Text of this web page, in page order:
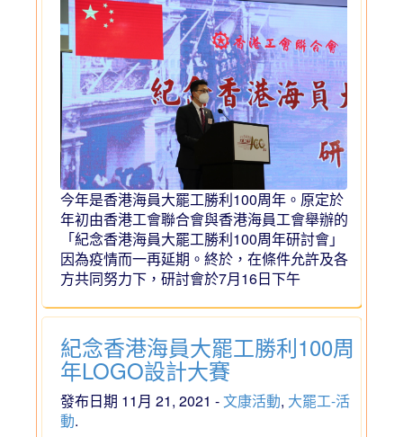
今年是香港海員大罷工勝利100周年。原定於
年初由香港工會聯合會與香港海員工會舉辦的
「紀念香港海員大罷工勝利100周年研討會」
因為疫情而一再延期。終於，在條件允許及各
方共同努力下，研討會於7月16日下午
紀念香港海員大罷工勝利100周
年LOGO設計大賽
發布日期 11月 21, 2021 -文康活動, 大罷工-活
動.